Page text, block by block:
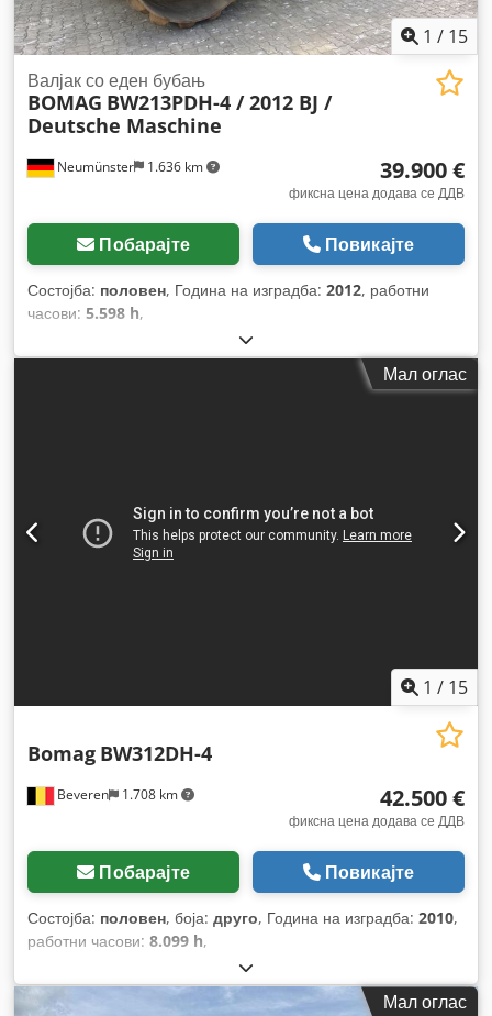
1 / 15
Neumünster 1.636 km
Валјак со еден бубањ
BOMAG BW213PDH-4 / 2012 BJ /
Deutsche Maschine
39.900 €
фиксна цена додава се ДДВ
Побарајте Повикајте
Состојба: половен, Година на изградба: 2012, работни
часови: 5.598 h,
Мал оглас
1 / 15
Beveren 1.708 km
Bomag BW312DH-4
42.500 €
фиксна цена додава се ДДВ
Побарајте Повикајте
Состојба: половен, боја: друго, Година на изградба: 2010,
работни часови: 8.099 h,
Мал оглас